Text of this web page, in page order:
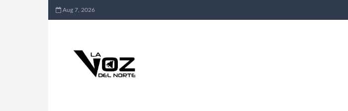
Aug 7, 2026